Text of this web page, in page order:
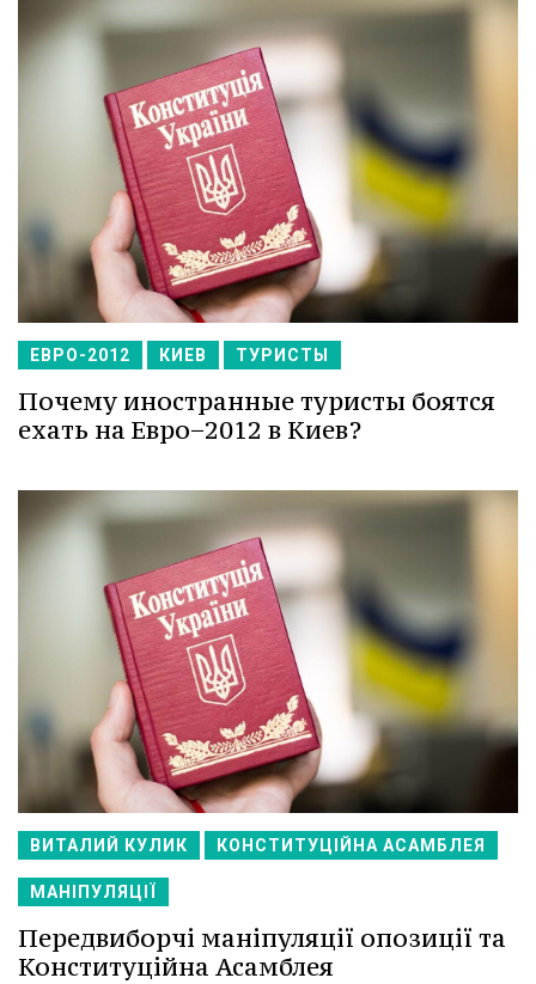
ЕВРО-2012 КИЕВ ТУРИСТЫ
Почему иностранные туристы боятся
ехать на Евро−2012 в Киев?
ВИТАЛИЙ КУЛИК КОНСТИТУЦІЙНА АСАМБЛЕЯ
МАНІПУЛЯЦІЇ
Передвиборчі маніпуляції опозиції та
Конституційна Асамблея